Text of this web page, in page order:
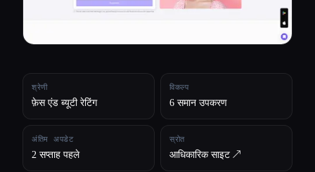
श्रेणी
फ़ेस एंड ब्यूटी रेटिंग
विकल्प
6 समान उपकरण
अंतिम अपडेट
2 सप्ताह पहले
स्रोत
आधिकारिक साइट ↗︎